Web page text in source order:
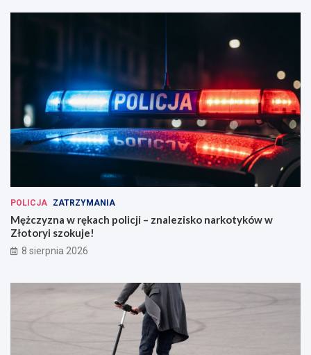
POLICJA ZATRZYMANIA
Mężczyzna w rękach policji – znalezisko narkotyków w
Złotoryi szokuje!
8 sierpnia 2026